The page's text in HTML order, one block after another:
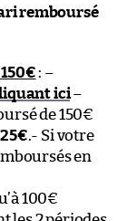
remboursé
: –
ici–
de 150€
.- Si votre
en
100€